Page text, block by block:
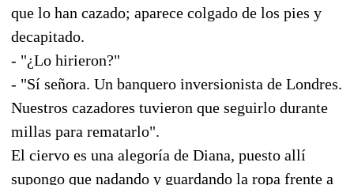
que lo han cazado; aparece colgado de los pies y
decapitado.
- "¿Lo hirieron?"
- "Sí señora. Un banquero inversionista de Londres.
Nuestros cazadores tuvieron que seguirlo durante
millas para rematarlo".
El ciervo es una alegoría de Diana, puesto allí
supongo que nadando y guardando la ropa frente a